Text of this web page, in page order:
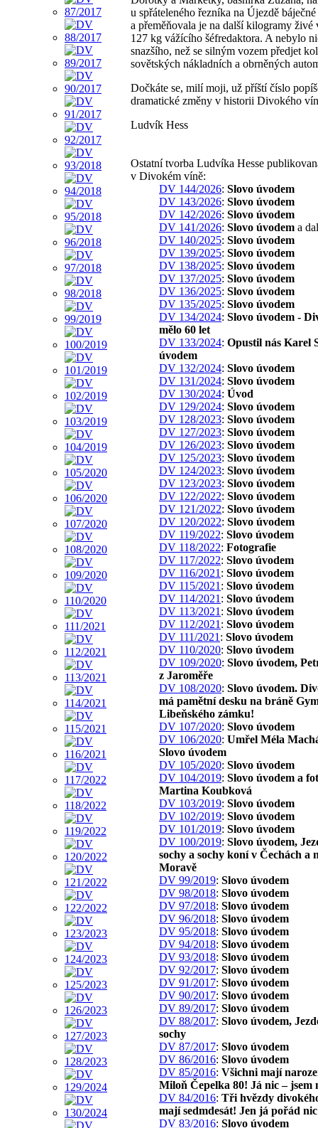
u spřáteleného řezníka na Újezdě
a přeměňovala je na další kilogramy živé
127 kg vážícího šéfredaktora. A nebylo
snazšího, než se silným vozem předjet
sovětských nákladních a obrněných
Dočkáte se, milí moji, už příští číslo
dramatické změny v historii Divokého
Ludvík Hess
Ostatní tvorba Ludvíka Hesse
v Divokém víně:
DV 144/2026: Slovo úvodem
DV 143/2026: Slovo úvodem
DV 142/2026: Slovo úvodem
DV 141/2026: Slovo úvodem a
DV 140/2025: Slovo úvodem
DV 139/2025: Slovo úvodem
DV 138/2025: Slovo úvodem
DV 137/2025: Slovo úvodem
DV 136/2025: Slovo úvodem
DV 135/2025: Slovo úvodem
DV 134/2024: Slovo úvodem -
mělo 60 let
DV 133/2024: Opustil nás Karel
úvodem
DV 132/2024: Slovo úvodem
DV 131/2024: Slovo úvodem
DV 130/2024: Úvod
DV 129/2024: Slovo úvodem
DV 128/2023: Slovo úvodem
DV 127/2023: Slovo úvodem
DV 126/2023: Slovo úvodem
DV 125/2023: Slovo úvodem
DV 124/2023: Slovo úvodem
DV 123/2023: Slovo úvodem
DV 122/2022: Slovo úvodem
DV 121/2022: Slovo úvodem
DV 120/2022: Slovo úvodem
DV 119/2022: Slovo úvodem
DV 118/2022: Fotografie
DV 117/2022: Slovo úvodem
DV 116/2021 : Slovo úvodem
DV 115/2021 : Slovo úvodem
DV 114/2021 : Slovo úvodem
DV 113/2021 : Slovo úvodem
DV 112/2021 : Slovo úvodem
DV 111/2021 : Slovo úvodem
DV 110/2020: Slovo úvodem
DV 109/2020: Slovo úvodem,
z Jaroměře
DV 108/2020: Slovo úvodem.
má pamětní desku na bráně
Libeňského zámku!
DV 107/2020: Slovo úvodem
DV 106/2020: Umřel Méla
Slovo úvodem
DV 105/2020: Slovo úvodem
DV 104/2019: Slovo úvodem a
Martina Koubková
DV 103/2019: Slovo úvodem
DV 102/2019: Slovo úvodem
DV 101/2019: Slovo úvodem
DV 100/2019: Slovo úvodem,
sochy a sochy koní v Čechách a
Moravě
DV 99/2019: Slovo úvodem
DV 98/2018: Slovo úvodem
DV 97/2018: Slovo úvodem
DV 96/2018: Slovo úvodem
DV 95/2018: Slovo úvodem
DV 94/2018: Slovo úvodem
DV 93/2018: Slovo úvodem
DV 92/2017: Slovo úvodem
DV 91/2017: Slovo úvodem
DV 90/2017: Slovo úvodem
DV 89/2017: Slovo úvodem
DV 88/2017: Slovo úvodem,
sochy
DV 87/2017: Slovo úvodem
DV 86/2016: Slovo úvodem
DV 85/2016: Všichni mají
Miloň Čepelka 80! Já nic – jsem
DV 84/2016: Tři hvězdy
mají sedmdesát! Jen já pořád nic
DV 83/2016: Slovo úvodem